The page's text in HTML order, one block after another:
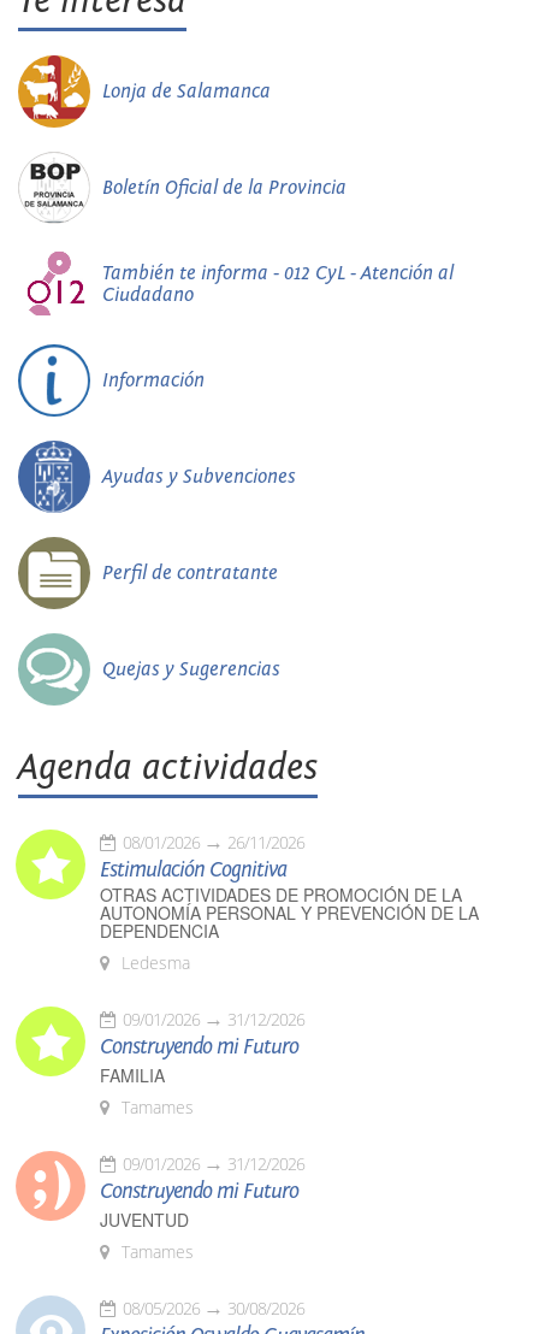
Lonja de Salamanca
Boletín Oficial de la Provincia
También te informa - 012 CyL - Atención al
Ciudadano
Información
Ayudas y Subvenciones
Perfil de contratante
Quejas y Sugerencias
Agenda actividades
08/01/2026 26/11/2026
Estimulación Cognitiva
OTRAS ACTIVIDADES DE PROMOCIÓN DE LA
AUTONOMÍA PERSONAL Y PREVENCIÓN DE LA
DEPENDENCIA
Ledesma
09/01/2026 31/12/2026
Construyendo mi Futuro
FAMILIA
Tamames
09/01/2026 31/12/2026
Construyendo mi Futuro
JUVENTUD
Tamames
08/05/2026 30/08/2026